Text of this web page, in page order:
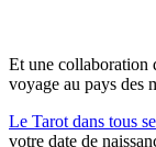
Et une collaboration
voyage au pays des
Le Tarot dans tous
votre date de